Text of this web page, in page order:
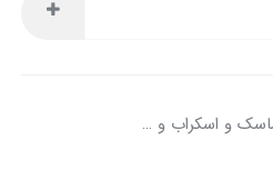
و اسکراب و …